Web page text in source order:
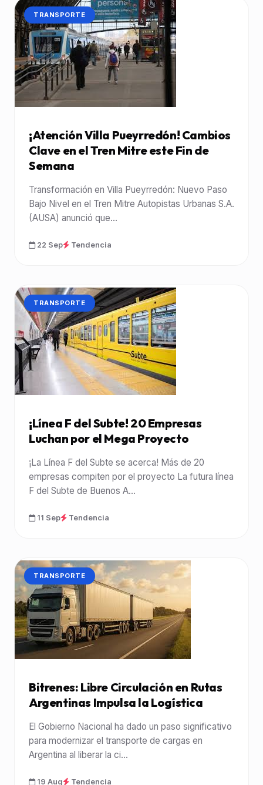
CATEGORÍA:
TRANSPORTE
¡Atención Villa Pueyrredón! Cambios
Clave en el Tren Mitre este Fin de
Semana
Transformación en Villa Pueyrredón: Nuevo Paso
Bajo Nivel en el Tren Mitre Autopistas Urbanas S.A.
(AUSA) anunció que...
22 Sep Tendencia
CATEGORÍA:
TRANSPORTE
¡Línea F del Subte! 20 Empresas
Luchan por el Mega Proyecto
¡La Línea F del Subte se acerca! Más de 20
empresas compiten por el proyecto La futura línea
F del Subte de Buenos A...
11 Sep Tendencia
CATEGORÍA:
TRANSPORTE
Bitrenes: Libre Circulación en Rutas
Argentinas Impulsa la Logística
El Gobierno Nacional ha dado un paso significativo
para modernizar el transporte de cargas en
Argentina al liberar la ci...
19 Aug Tendencia